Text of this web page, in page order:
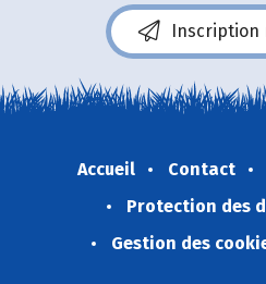
Inscription
Accueil Contact
Protection des
Gestion des